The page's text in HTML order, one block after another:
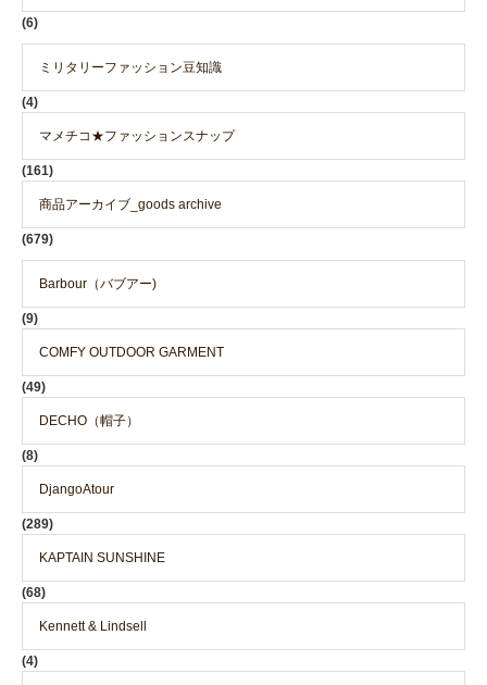
(6)
ミリタリーファッション豆知識
(4)
マメチコ★ファッションスナップ
(161)
商品アーカイブ_goods archive
(679)
Barbour（バブアー)
(9)
COMFY OUTDOOR GARMENT
(49)
DECHO（帽子）
(8)
DjangoAtour
(289)
KAPTAIN SUNSHINE
(68)
Kennett & Lindsell
(4)